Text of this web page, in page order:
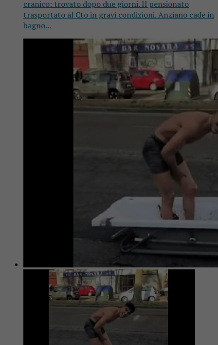
cranico: trovato dopo due giorni. Il pensionato
trasportato al Cto in gravi condizioni. Anziano cade in
bagno...